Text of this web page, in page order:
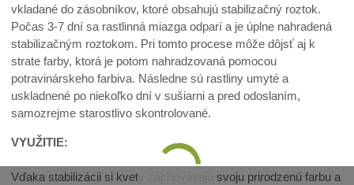
vkladané do zásobníkov, ktoré obsahujú stabilizačný roztok.
Počas 3-7 dní sa rastlinná miazga odparí a je úplne nahradená
stabilizačným roztokom. Pri tomto procese môže dôjsť aj k
strate farby, ktorá je potom nahradzovaná pomocou
potravinárskeho farbiva. Následne sú rastliny umyté a
uskladnené po niekoľko dní v sušiarni a pred odoslaním,
samozrejme starostlivo skontrolované.
VYUŽITIE:
Vďaka stabilizácii si kvety zachovávajú svoju prirodzenú farbu a